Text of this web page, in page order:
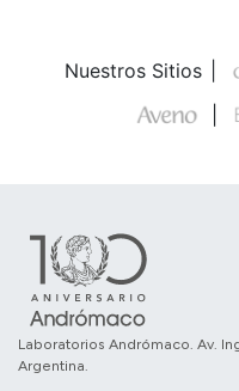
Nuestros Sitios
Laboratorios Andrómaco. Av.
Argentina.